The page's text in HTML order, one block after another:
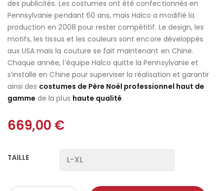
des publicités. Les costumes ont été confectionnés en
Pennsylvanie pendant 60 ans, mais Halco a modifié la
production en 2008 pour rester compétitif. Le design, les
motifs, les tissus et les couleurs sont encore développés
aux USA mais la couture se fait maintenant en Chine.
Chaque année, l’équipe Halco quitte la Pennsylvanie et
s’installe en Chine pour superviser la réalisation et garantir
ainsi des costumes de Père Noël professionnel haut de
gamme de la plus haute qualité.
669,00 €
TAILLE